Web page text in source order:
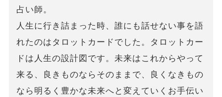
占い師。
人生に行き詰まった時、誰にも話せない事を語
れたのはタロットカードでした。タロットカー
ドは人生の設計図です。未来はこれからやって
来る、良きものならそのままで、良くなきもの
なら明るく豊かな未来へと変えていくお手伝い